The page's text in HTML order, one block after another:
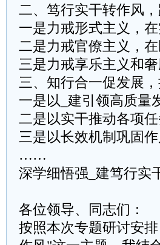
二、笃行实干转作风
一是力戒形式主义，
二是力戒官僚主义，
三是力戒享乐主义和
三、知行合一促发展
一是以_建引领高质量
二是以实干推动各项
三是以长效机制巩固
……
深学细悟强_建笃行实
各位领导、同志们：
按照本次专题研讨安